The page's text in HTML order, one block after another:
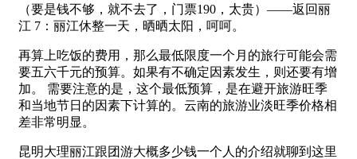
（要是钱不够，就不去了，门票190，太贵）——返回丽
江 7：丽江休整一天，晒晒太阳，呵呵。
再算上吃饭的费用，那么最低限度一个月的旅行可能会需
要五六千元的预算。如果有不确定因素发生，则还要有增
加。 需要注意的是，这个最低预算，是在避开旅游旺季
和当地节日的因素下计算的。云南的旅游业淡旺季价格相
差非常明显。
昆明大理丽江跟团游大概多少钱一个人的介绍就聊到这里